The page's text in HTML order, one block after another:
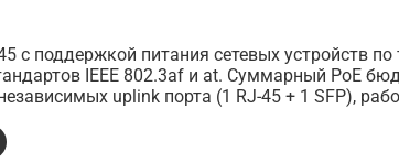
с поддержкой питания сетевых устройств по
IEEE 802.3af и at. Суммарный PoE
uplink порта (1 RJ-45 + 1 SFP),